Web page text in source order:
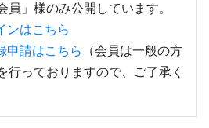
」様のみ公開しています。
ンはこちら
申請はこちら （会員は一般の方
行っておりますので、ご了承く